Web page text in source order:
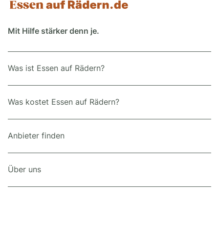
Mit Hilfe stärker denn je.
Was ist Essen auf Rädern?
Was kostet Essen auf Rädern?
Anbieter finden
Über uns